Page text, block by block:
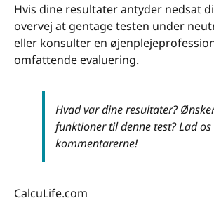
Hvis dine resultater antyder nedsat
overvej at gentage testen under
eller konsulter en
omfattende evaluering.
Hvad var dine resultater?
funktioner til denne test? Lad
kommentarerne!
CalcuLife.com